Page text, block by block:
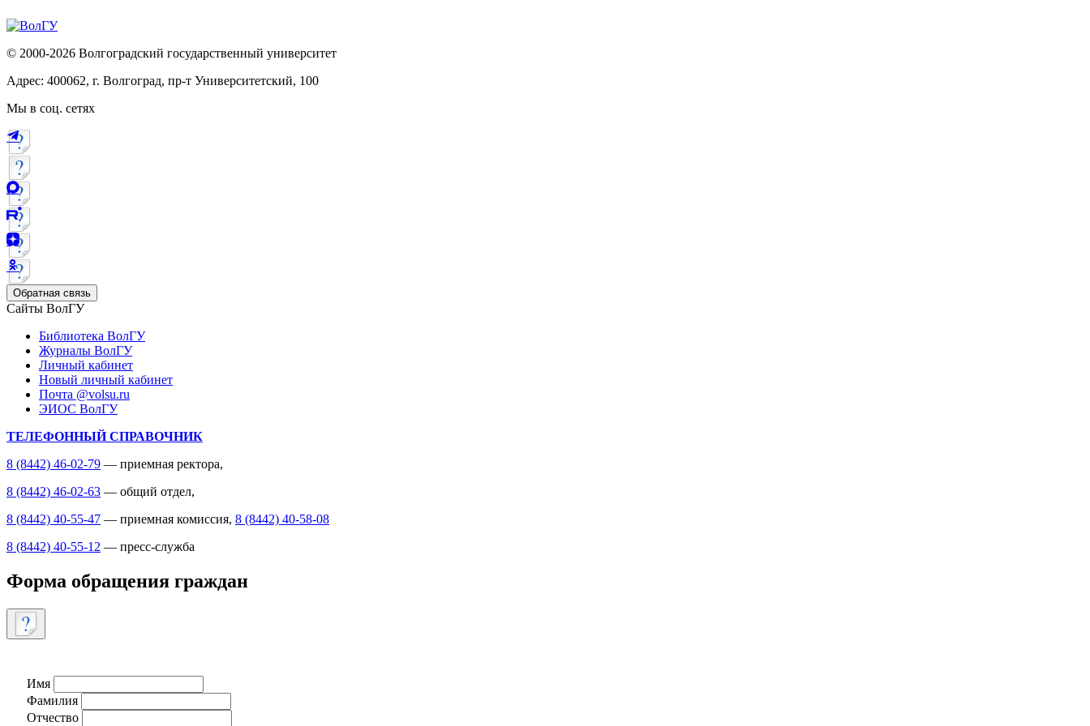
© 2000-2026 Волгоградский государственный университет
Адрес: 400062, г. Волгоград, пр-т Университетский, 100
Мы в соц. сетях
Обратная связь
Сайты ВолГУ
Библиотека ВолГУ
Журналы ВолГУ
Личный кабинет
Новый личный кабинет
Почта @volsu.ru
ЭИОС ВолГУ
ТЕЛЕФОННЫЙ СПРАВОЧНИК
8 (8442) 46-02-79 — приемная ректора,
8 (8442) 46-02-63 — общий отдел,
8 (8442) 40-55-47 — приемная комиссия, 8 (8442) 40-58-08
8 (8442) 40-55-12 — пресс-служба
Форма обращения граждан
Имя
Фамилия
Отчество